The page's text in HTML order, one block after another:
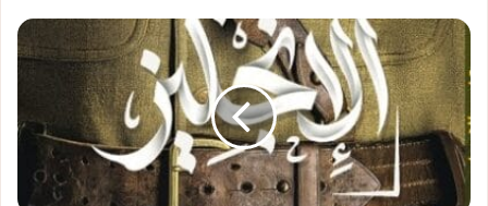
كامب
الإنجليز..
رواية
جديدة
لوائل
هنيدي
بمعرض
الكتاب